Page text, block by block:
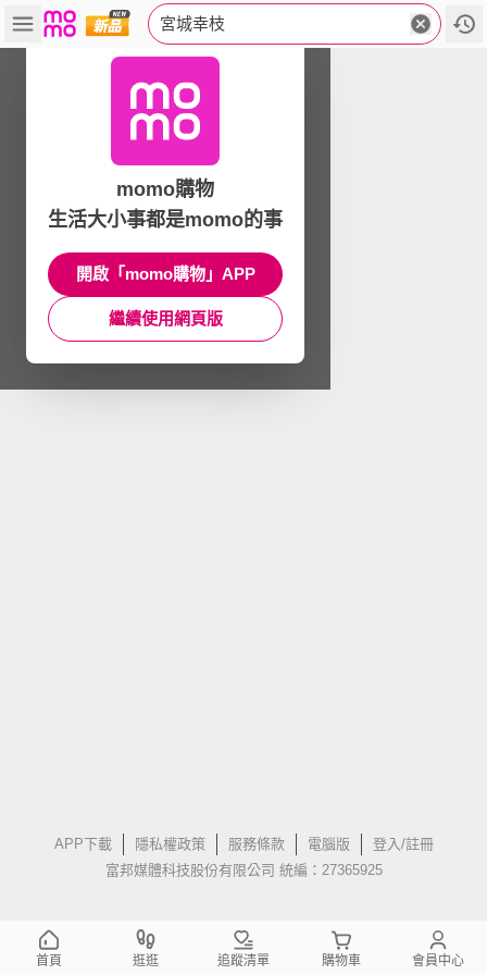
宮城幸枝
APP下載 隱私權政策 服務條款 電腦版
登入/註冊
富邦媒體科技股份有限公司 統編：27365925
momo購物
生活大小事都是momo的事
開啟「momo購物」APP
繼續使用網頁版
首頁 逛逛 追蹤清單 購物車 會員中心